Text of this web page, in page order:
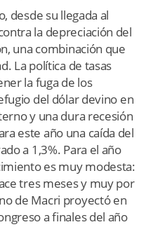
desde su llegada al
la depreciación del
una combinación que
La política de tasas
la fuga de los
del dólar devino en
y una dura recesión
este año una caída del
a 1,3%. Para el año
es muy modesta:
tres meses y muy por
de Macri proyectó en
a finales del año